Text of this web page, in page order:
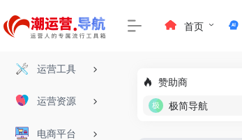
运营工具
运营资源
电商平台
首页
赞助商
极简导航